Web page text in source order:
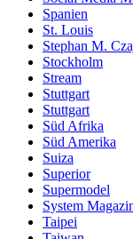
Spanien
St. Louis
Stephan M.
Stockholm
Stream
Stuttgart
Stuttgart
Süd Afrika
Süd Amerika
Suiza
Superior
Supermodel
System
Taipei